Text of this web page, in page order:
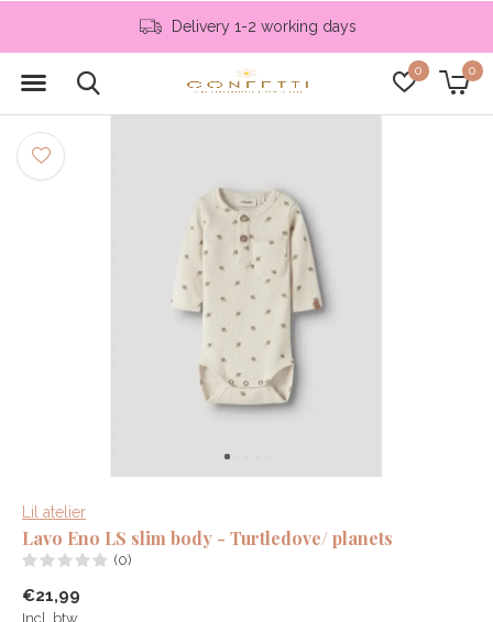
0 0
Delivery 1-2 working days
Lil atelier
Lavo Eno LS slim body - Turtledove/ planets
(0)
€21,99
Incl. btw